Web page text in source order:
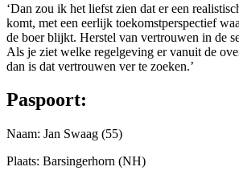
‘Dan zou ik het liefst zien dat er een
komt, met een eerlijk toekomstperspectief
de boer blijkt. Herstel van vertrouwen in de
Als je ziet welke regelgeving er vanuit de
dan is dat vertrouwen ver te zoeken.’
Paspoort:
Naam: Jan Swaag (55)
Plaats: Barsingerhorn (NH)